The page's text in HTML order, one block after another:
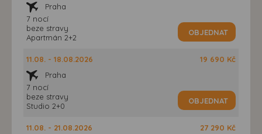
Praha
7 nocí
beze stravy
Apartmán 2+2
OBJEDNAT
11.08. - 18.08.2026
Praha
7 nocí
beze stravy
Studio 2+0
19 690 Kč
OBJEDNAT
11.08. - 21.08.2026
27 290 Kč